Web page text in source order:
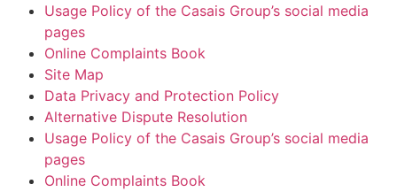
Usage Policy of the Casais Group’s social media
pages
Online Complaints Book
Site Map
Data Privacy and Protection Policy
Alternative Dispute Resolution
Usage Policy of the Casais Group’s social media
pages
Online Complaints Book